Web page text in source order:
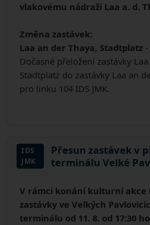
vlakovému nádraží Laa a. d.
Změna zastávek:
Laa an der Thaya, Stadtplatz
Dočasné přeložení zastávky
Stadtplatz do zastávky Laa an
pro linku 104 IDS JMK.
IDS
JMK
Přesun zastávek v
terminálu Velké
V rámci konání kulturní akce
zastávky ve Velkých
terminálu od 11. 8. od 17:30